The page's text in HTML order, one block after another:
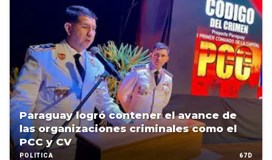
Paraguay logró contener el avance de
las organizaciones criminales como el
PCC y CV
POLÍTICA 67D